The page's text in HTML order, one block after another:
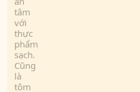
tâm
với
thực
phẩm
sạch.
Cũng
là
tôm